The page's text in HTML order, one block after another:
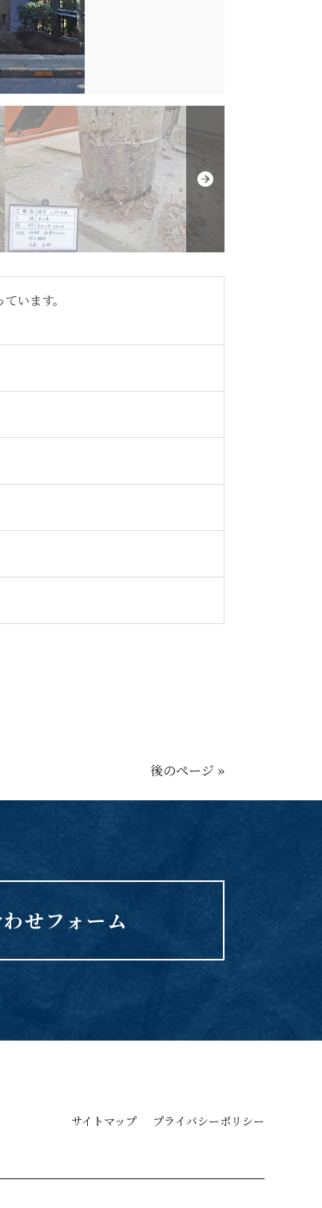
います。
後のページ »
せフォーム
サイトマップ プライバシーポリシー